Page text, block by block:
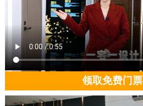
领取免费门票